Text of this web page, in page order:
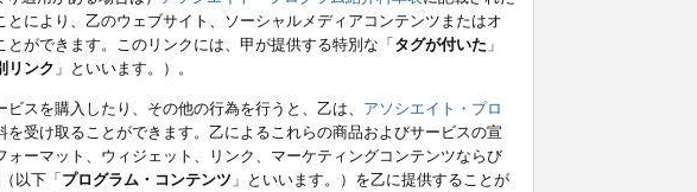
により、乙のウェブサイト、ソーシャルメディアコンテンツまたはオ
とができます。このリンクには、甲が提供する特別な「タグが付いた 」
リンク 」といいます。）。
スを購入したり、その他の行為を行うと、乙は、 アソシエイト・プロ
受け取ることができます。乙によるこれらの商品およびサービスの宣
ーマット、ウィジェット、リンク、マーケティングコンテンツならび
以下「プログラム・コンテンツ 」といいます。）を乙に提供することが